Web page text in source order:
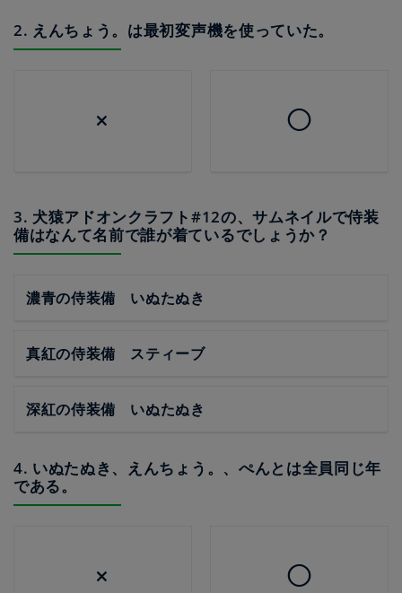
2. えんちょう。は最初変声機を使っていた。
× ◯
3. 犬猿アドオンクラフト#12の、サムネイルで侍装
備はなんて名前で誰が着ているでしょうか？
濃青の侍装備 いぬたぬき
真紅の侍装備 スティーブ
深紅の侍装備 いぬたぬき
4. いぬたぬき、えんちょう。、ぺんとは全員同じ年
である。
× ◯